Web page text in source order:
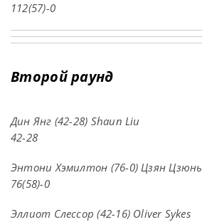
112(57)-0
Второй раунд
Дин Янг (42-28) Shaun Liu
42-28
Энтони Хэмилтон (76-0) Цзян Цзюнь
76(58)-0
Эллиот Слессор (42-16) Oliver Sykes